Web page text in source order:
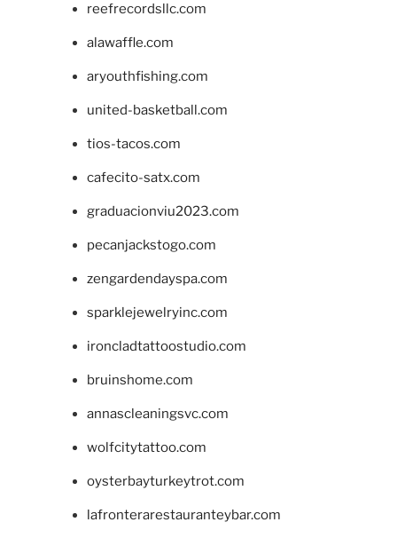
reefrecordsllc.com
alawaffle.com
aryouthfishing.com
united-basketball.com
tios-tacos.com
cafecito-satx.com
graduacionviu2023.com
pecanjackstogo.com
zengardendayspa.com
sparklejewelryinc.com
ironcladtattoostudio.com
bruinshome.com
annascleaningsvc.com
wolfcitytattoo.com
oysterbayturkeytrot.com
lafronterarestauranteybar.com